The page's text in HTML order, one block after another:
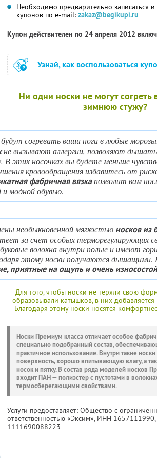
Необходимо предварительно записаться
купонов по e-mail: zakaz@begikupi.ru
Купон действителен по 24 апреля 2012
Узнай, как воспользоваться
Ни одни носки не могут
зимнюю стужу?
согревать ваши ноги в любые
не вызывают аллергии, позволяют
этих носочках вы будете меньше
кровообращения избавитесь от
фабричная вязкапозволит вам
и модной обувью.
необыкновенной мягкостью носков из
за счет особых терморегулирующих
волокна внутри полые и имеют
этому носки получаются дышащими.
приятные на ощупь и очень
Для того, чтобы носки не теряли свою
образовывали катышков, в них
Благодаря этому носки носятся
Носки Премиум класса отличает особое
специально подобранный состав,
практичное использование. Внутри такие
поверхность, хорошо впитывающую влагу, а
носок и пятку. В состав ряда моделей носков
входит ПАН — полиэстер с пустотами в
термосберегающими свойствами.
Услуги предоставляет: Общество с
ответственностью «Эксим», ИНН 1657111990
1111690088223